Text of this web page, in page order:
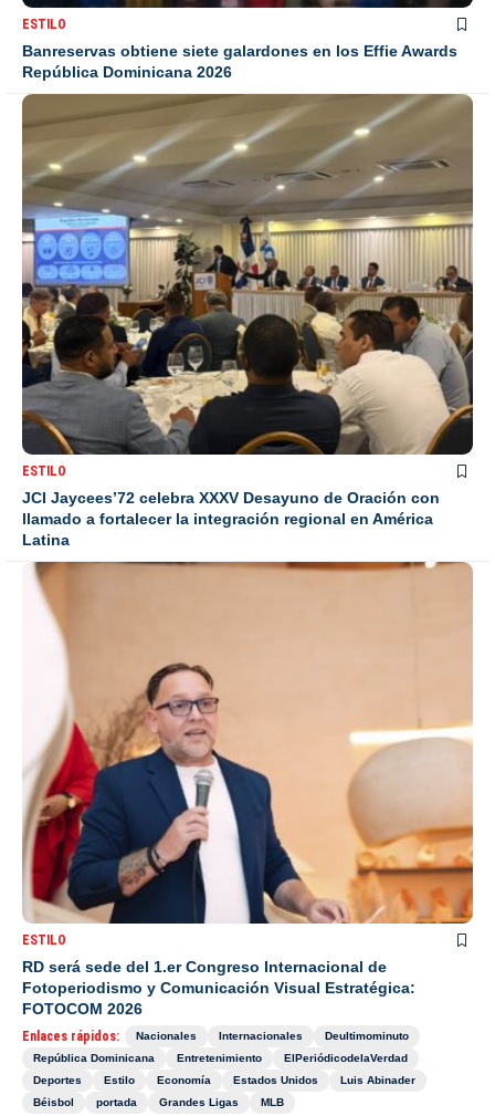
ESTILO
Banreservas obtiene siete galardones en los Effie Awards
República Dominicana 2026
ESTILO
JCI Jaycees’72 celebra XXXV Desayuno de Oración con
llamado a fortalecer la integración regional en América
Latina
ESTILO
RD será sede del 1.er Congreso Internacional de
Fotoperiodismo y Comunicación Visual Estratégica:
FOTOCOM 2026
Enlaces rápidos: Nacionales Internacionales
Deultimominuto
República Dominicana
Entretenimiento
ElPeriódicodelaVerdad
Deportes
Estilo Economía Estados Unidos
Luis Abinader
Béisbol
portada Grandes Ligas MLB